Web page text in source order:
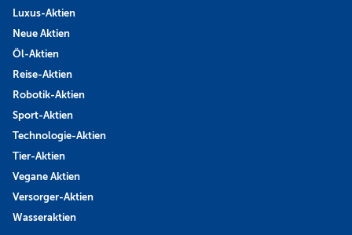
Luxus-Aktien
Neue Aktien
Öl-Aktien
Reise-Aktien
Robotik-Aktien
Sport-Aktien
Technologie-Aktien
Tier-Aktien
Vegane Aktien
Versorger-Aktien
Wasseraktien